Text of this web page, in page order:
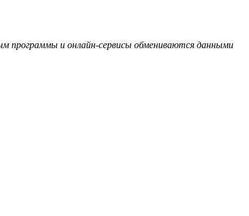
программы и онлайн-сервисы обмениваются данными